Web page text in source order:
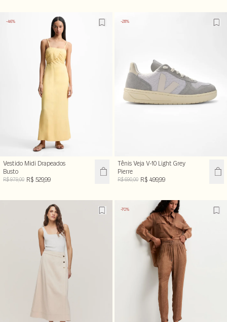
-46%
Vestido Midi Drapeados
Busto
R$ 979,00 R$ 529,99
-28%
Tênis Veja V-10 Light Grey
Pierre
R$ 690,00 R$ 499,99
-70%